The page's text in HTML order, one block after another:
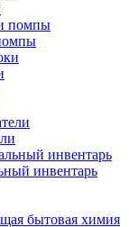
инвентарь